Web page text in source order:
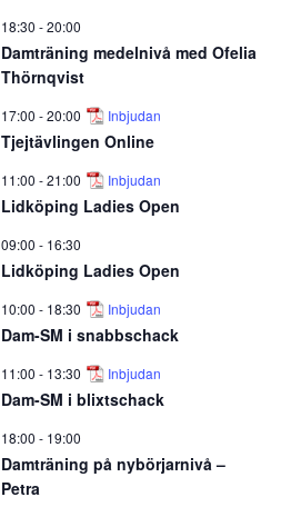
18:30 -20:00
Damträning medelnivå med Ofelia
Thörnqvist
17:00 -20:00 Inbjudan
Tjejtävlingen Online
11:00 -21:00 Inbjudan
Lidköping Ladies Open
09:00 - 16:30
Lidköping Ladies Open
10:00 - 18:30 Inbjudan
Dam-SM i snabbschack
11:00 - 13:30 Inbjudan
Dam-SM i blixtschack
18:00 - 19:00
Damträning på nybörjarnivå –
Petra